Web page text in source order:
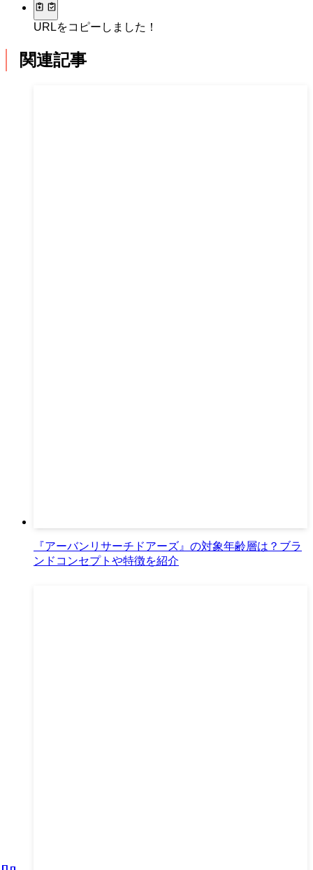
URLをコピーしました！
関連記事
『アーバンリサーチドアーズ』の対象年齢層は？ブラ
ンドコンセプトや特徴を紹介